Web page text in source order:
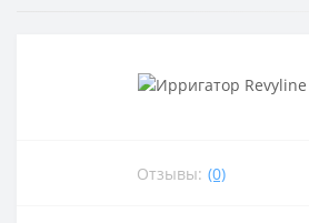
Отзывы: (0)